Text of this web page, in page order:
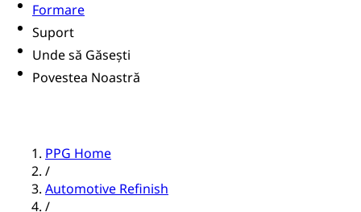
Formare
Suport
Unde să Găsești
Povestea Noastră
PPG Home
/
Automotive Refinish
/